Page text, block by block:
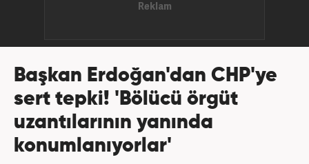
Başkan Erdoğan'dan CHP'ye
sert tepki! 'Bölücü örgüt
uzantılarının yanında
konumlanıyorlar'